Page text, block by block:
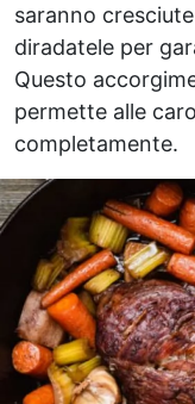
saranno
diradatele per
Questo
permette alle
completamente.